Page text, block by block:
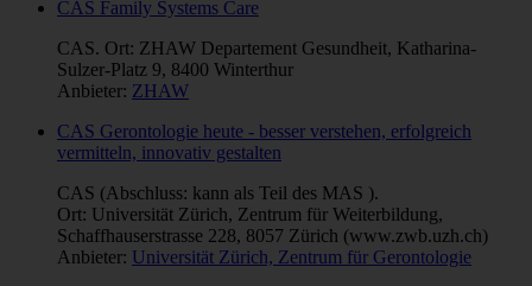
CAS Family Systems Care
CAS. Ort: ZHAW Departement Gesundheit, Katharina-
Sulzer-Platz 9, 8400 Winterthur
Anbieter: ZHAW
CAS Gerontologie heute - besser verstehen, erfolgreich
vermitteln, innovativ gestalten
CAS (Abschluss: kann als Teil des MAS ).
Ort: Universität Zürich, Zentrum für Weiterbildung,
Schaffhauserstrasse 228, 8057 Zürich (www.zwb.uzh.ch)
Anbieter: Universität Zürich, Zentrum für Gerontologie